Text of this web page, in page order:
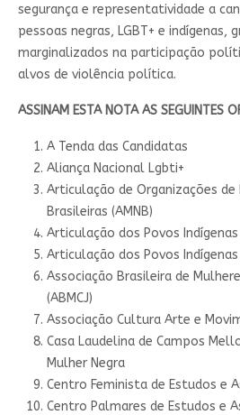
segurança e representatividade a
pessoas negras, LGBT+ e indígenas,
marginalizados na participação
alvos de violência política.
ASSINAM ESTA NOTA AS SEGUINTES
A Tenda das Candidatas
Aliança Nacional Lgbti+
Articulação de Organizações de
Brasileiras (AMNB)
Articulação dos Povos
Articulação dos Povos
Associação Brasileira de
(ABMCJ)
Associação Cultura Arte e
Casa Laudelina de Campos
Mulher Negra
Centro Feminista de Estudos e
Centro Palmares de Estudos e